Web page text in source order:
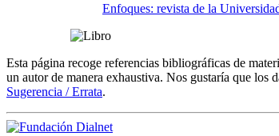
Enfoques: revista de la
Esta página recoge referencias bibliográficas de
un autor de manera exhaustiva. Nos gustaría que los
Sugerencia / Errata.